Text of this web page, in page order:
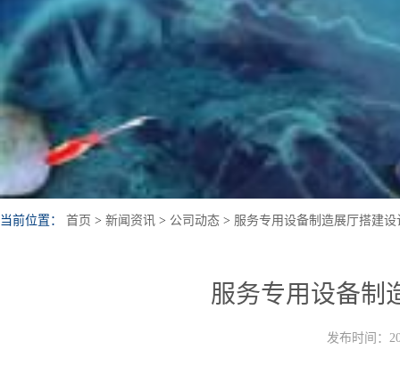
当前位置： 首页 > 新闻资讯 > 公司动态 > 服务专用设备制造展厅搭建设
服务专用设备制
发布时间：